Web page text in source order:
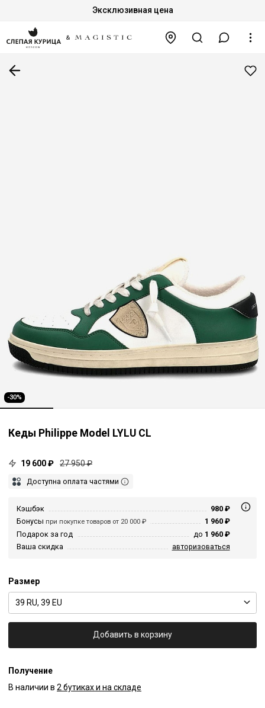
Эксклюзивная цена
-30%
Кеды Philippe Model LYLU CL
19 600 ₽ 27 950 ₽
Доступна оплата частями
Кэшбэк
980 ₽
Бонусы при покупке товаров от 20 000 ₽
1 960 ₽
Подарок за год
до 1 960 ₽
Ваша скидка
авторизоваться
Размер
39 RU, 39 EU
Добавить в корзину
Получение
В наличии в 2 бутиках и на складе